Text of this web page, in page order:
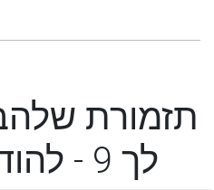
תזמורת
לך 9 - להודות ולהלל